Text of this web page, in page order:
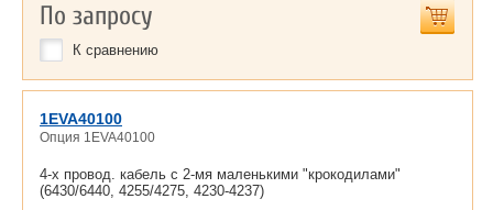
По запросу
К сравнению
1EVA40100
Опция 1EVA40100
4-х провод. кабель с 2-мя маленькими "крокодилами"
(6430/6440, 4255/4275, 4230-4237)